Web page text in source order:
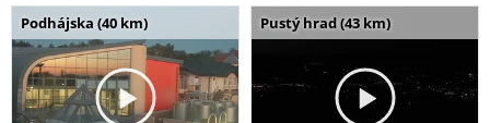
Podhájska (40 km) Pustý hrad (43 km)